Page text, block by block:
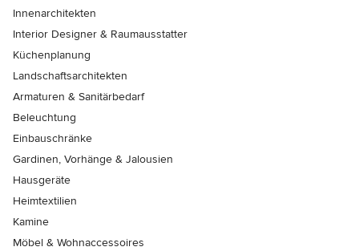
Innenarchitekten
Interior Designer & Raumausstatter
Küchenplanung
Landschaftsarchitekten
Armaturen & Sanitärbedarf
Beleuchtung
Einbauschränke
Gardinen, Vorhänge & Jalousien
Hausgeräte
Heimtextilien
Kamine
Möbel & Wohnaccessoires